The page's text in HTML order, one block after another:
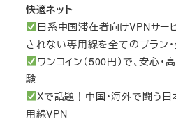
快適ネット
日系中国滞在者向けVPNサー
されない専用線を全てのプラン
ワンコイン（500円）で、安心・
験
Xで話題！中国・海外で闘う
用線VPN